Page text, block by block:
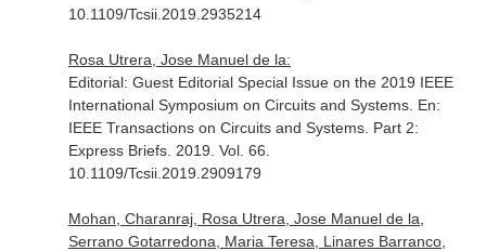
10.1109/Tcsii.2019.2935214
Rosa Utrera, Jose Manuel de la:
Editorial: Guest Editorial Special Issue on the 2019 IEEE
International Symposium on Circuits and Systems. En:
IEEE Transactions on Circuits and Systems. Part 2:
Express Briefs. 2019. Vol. 66.
10.1109/Tcsii.2019.2909179
Mohan, Charanraj, Rosa Utrera, Jose Manuel de la,
Serrano Gotarredona, Maria Teresa, Linares Barranco,